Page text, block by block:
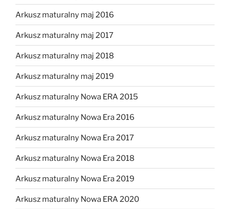
Arkusz maturalny maj 2016
Arkusz maturalny maj 2017
Arkusz maturalny maj 2018
Arkusz maturalny maj 2019
Arkusz maturalny Nowa ERA 2015
Arkusz maturalny Nowa Era 2016
Arkusz maturalny Nowa Era 2017
Arkusz maturalny Nowa Era 2018
Arkusz maturalny Nowa Era 2019
Arkusz maturalny Nowa ERA 2020